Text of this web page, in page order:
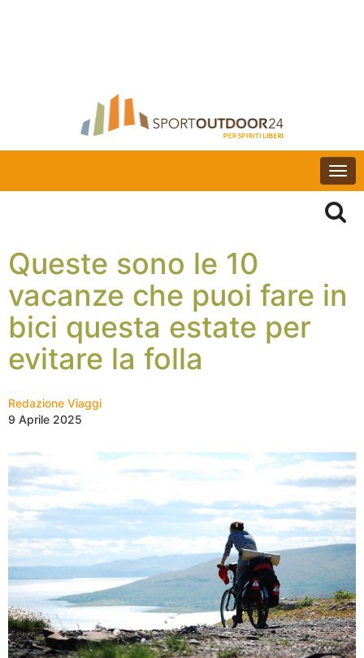
Queste sono le 10
vacanze che puoi fare in
bici questa estate per
evitare la folla
Redazione Viaggi
9 Aprile 2025